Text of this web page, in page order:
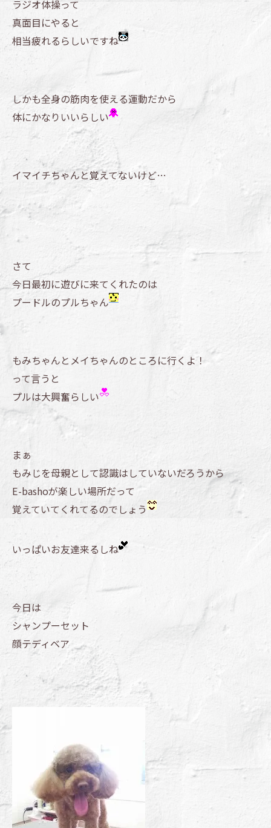
ラジオ体操って
真面目にやると
相当疲れるらしいですね
しかも全身の筋肉を使える運動だから
体にかなりいいらしい
イマイチちゃんと覚えてないけど…
さて
今日最初に遊びに来てくれたのは
プードルのプルちゃん
もみちゃんとメイちゃんのところに行くよ！
って言うと
プルは大興奮らしい
まぁ
もみじを母親として認識はしていないだろうから
E-bashoが楽しい場所だって
覚えていてくれてるのでしょう
いっぱいお友達来るしね
今日は
シャンプーセット
顔テディベア